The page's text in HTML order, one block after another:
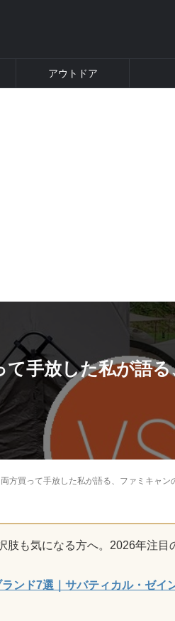
アウトドア
手放した私が語
方買って手放した私が語る、ファミキャン
肢も気になる方へ。2026年注目
ンド7選｜サバティカル・ゼイ